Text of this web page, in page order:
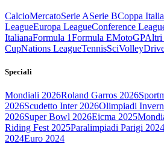
CalcioMercatoSerie ASerie BCoppa Italia
LeagueEuropa LeagueConference
ItalianaFormula 1Formula EMotoGPAltri
CupNations LeagueTennisSciVolley
Speciali
Mondiali 2026Roland Garros 2026
2026Scudetto Inter 2026Olimpiadi
2026Super Bowl 2026Eicma 2025
Riding Fest 2025Paralimpiadi Parigi 2024
2024Euro 2024